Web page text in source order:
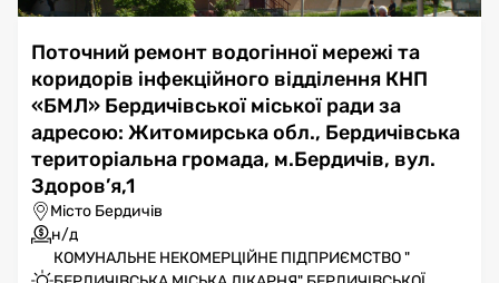
Поточний ремонт водогінної мережі та
коридорів інфекційного відділення КНП
«БМЛ» Бердичівської міської ради за
адресою: Житомирська обл., Бердичівська
територіальна громада, м.Бердичів, вул.
Здоров’я,1
Місто Бердичів
н/д
КОМУНАЛЬНЕ НЕКОМЕРЦІЙНЕ ПІДПРИЄМСТВО "